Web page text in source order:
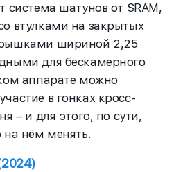
система шатунов от SRAM,
втулками на закрытых
шириной 2,25
для бескамерного
аппарате можно
в гонках кросс-
– и для этого, по сути,
на нём менять.